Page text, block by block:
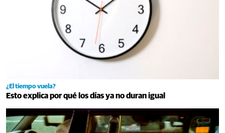
¿El tiempo vuela?
Esto explica por qué los días ya no duran igual